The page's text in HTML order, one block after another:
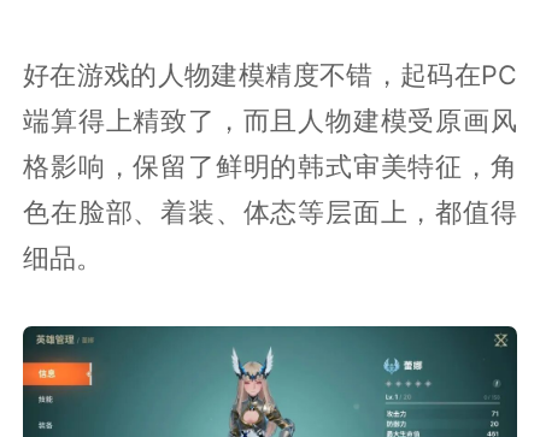
好在游戏的人物建模精度不错，起码在PC
端算得上精致了，而且人物建模受原画风
格影响，保留了鲜明的韩式审美特征，角
色在脸部、着装、体态等层面上，都值得
细品。